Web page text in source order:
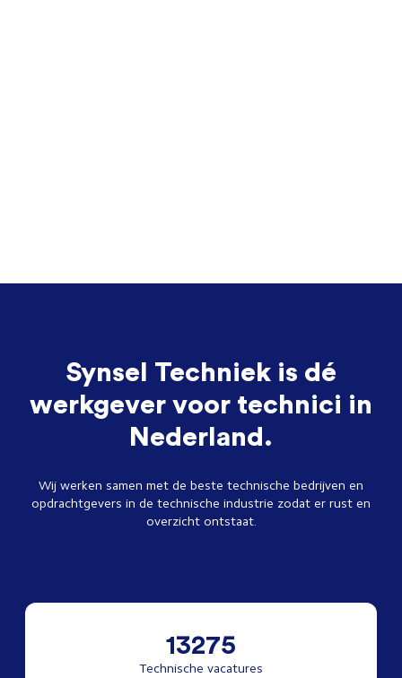
Synsel Techniek is dé
werkgever voor technici in
Nederland.
Wij werken samen met de beste technische bedrijven en
opdrachtgevers in de technische industrie zodat er rust en
overzicht ontstaat.
13275
Technische vacatures